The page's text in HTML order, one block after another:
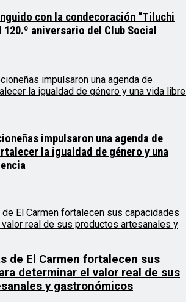
con la condecoración “Tiluchi
120.º aniversario del Club Social
impulsaron una agenda de
la igualdad de género y una
de El Carmen fortalecen sus
determinar el valor real de sus
y gastronómicos